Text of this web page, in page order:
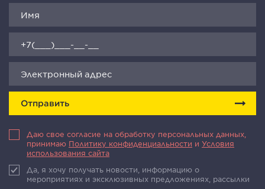
Отправить
Даю свое согласие на обработку персональных данных,
принимаю Политику конфиденциальности и Условия
использования сайта
Да, я хочу получать новости, информацию о
мероприятиях и эксклюзивных предложениях, рассылки